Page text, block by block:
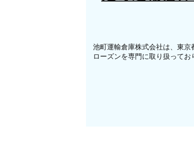
池町運輸倉庫株式会社は、東
ローズンを専門に取り扱って